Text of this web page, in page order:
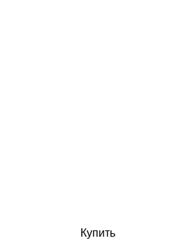
Купить